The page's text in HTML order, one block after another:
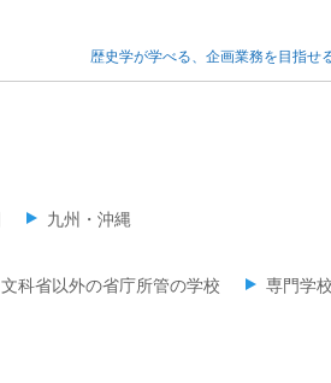
歴史学が学べる、企画業務を目指せ
九州・沖縄
文科省以外の省庁所管の学校
専門学校